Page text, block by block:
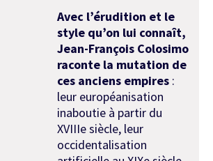
Avec l’érudition et le
style qu’on lui connaît,
Jean-François Colosimo
raconte la mutation de
ces anciens empires :
leur européanisation
inaboutie à partir du
XVIIIe siècle, leur
occidentalisation